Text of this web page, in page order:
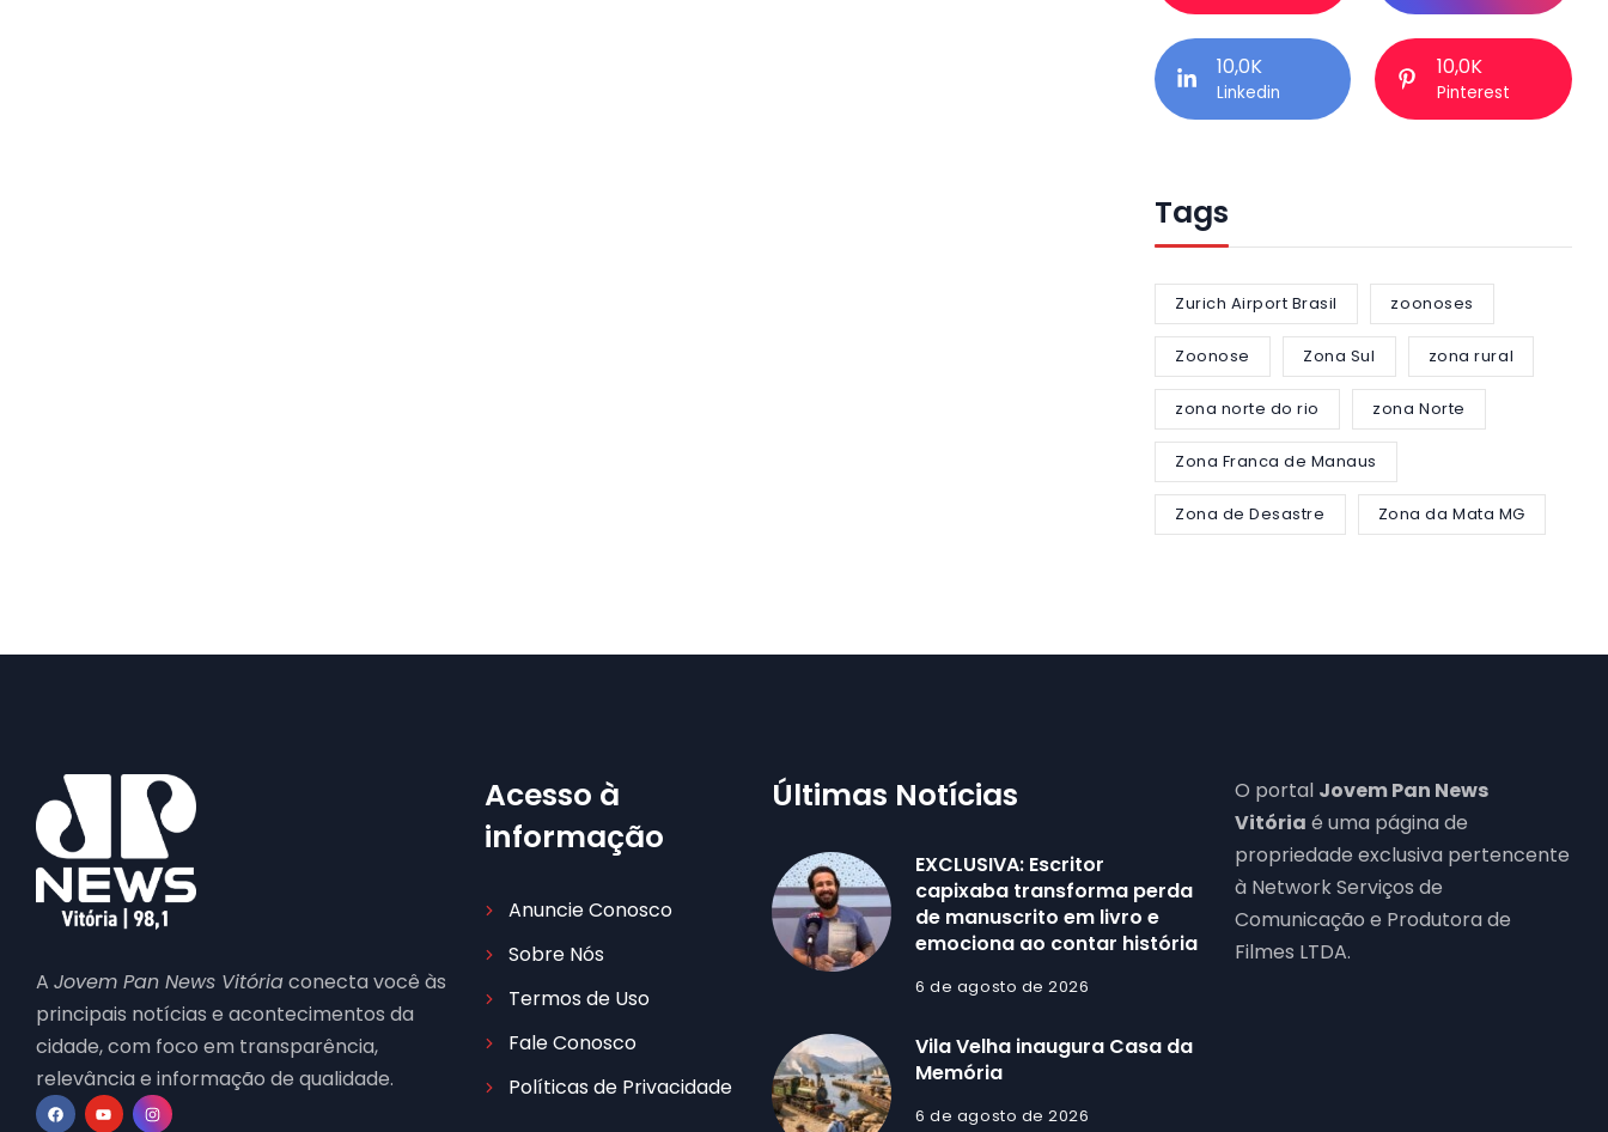
10,0K
Linkedin
10,0K
Pinterest
Tags
Zurich Airport Brasil zoonoses
Zoonose Zona Sul zona rural
zona norte do rio zona Norte
Zona Franca de Manaus
Zona de Desastre Zona da Mata MG
A Jovem Pan News Vitóriaconecta você às
principais notícias e acontecimentos da
cidade, com foco em transparência,
relevância e informação de qualidade.
Acesso à
informação
Anuncie Conosco
Sobre Nós
Termos de Uso
Fale Conosco
Políticas de Privacidade
Últimas Notícias
EXCLUSIVA: Escritor
capixaba transforma perda
de manuscrito em livro e
emociona ao contar história
6 de agosto de 2026
Vila Velha inaugura Casa da
Memória
6 de agosto de 2026
O portal Jovem Pan News
Vitória é uma página de
propriedade exclusiva pertencente
à Network Serviços de
Comunicação e Produtora de
Filmes LTDA.